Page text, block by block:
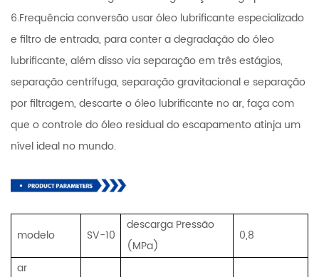
6.Frequência conversão usar óleo lubrificante especializado
e filtro de entrada, para conter a degradação do óleo
lubrificante, além disso via separação em três estágios,
separação centrífuga, separação gravitacional e separação
por filtragem, descarte o óleo lubrificante no ar, faça com
que o controle do óleo residual do escapamento atinja um
nível ideal no mundo.
modelo SV-10
descarga Pressão
(MPa)
0,8
ar